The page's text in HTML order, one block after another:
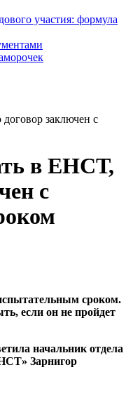
участия: формула
заключен с
в ЕНСТ,
с
сроком.
если он не пройдет
начальник отдела
Зарнигор